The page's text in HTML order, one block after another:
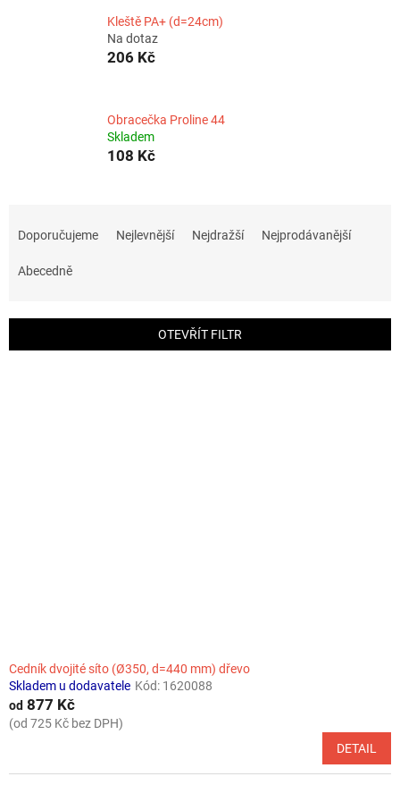
Kleště PA+ (d=24cm)
Na dotaz
206 Kč
Obracečka Proline 44
Skladem
108 Kč
r
Doporučujeme Nejlevnější Nejdražší Nejprodávanější
Abecedně
OTEVŘÍT FILTR
Cedník dvojité síto (Ø350, d=440 mm) dřevo
Skladem u dodavatele Kód: 1620088
od 877 Kč
(od 725 Kč bez DPH)
DETAIL